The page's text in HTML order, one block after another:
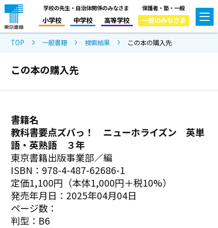
学校の先生・自治体関係のみなさま
小学校 中学校 高等学校
保護者・塾・一般
一般のみなさま
TOP 一般書籍 検索結果 この本の購入先
この本の購入先
書籍名
教科書要点ズバっ！ ニューホライズン 英単
語・英熟語 ３年
東京書籍出版事業部／編
ISBN：978-4-487-62686-1
定価1,100円（本体1,000円＋税10%）
発売年月日：2025年04月04日
ページ数：
判型：B6